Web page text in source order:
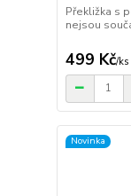
Překližka s
nejsou
499 Kč/ks
Novinka